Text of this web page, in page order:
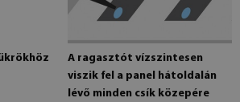
A ragasztót vízszintesen
viszik fel a panel hátoldalán
lévő minden csík közepére